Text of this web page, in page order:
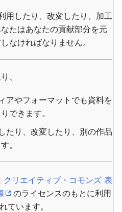
したり、改変したり、加工
たはあなたの貢献部分を元
なければなりません。
、
アやフォーマットでも資料を
できます。
たり、改変したり、別の作品
。
クリエイティブ・コモンズ 表
のライセンスのもとに利用
ています。